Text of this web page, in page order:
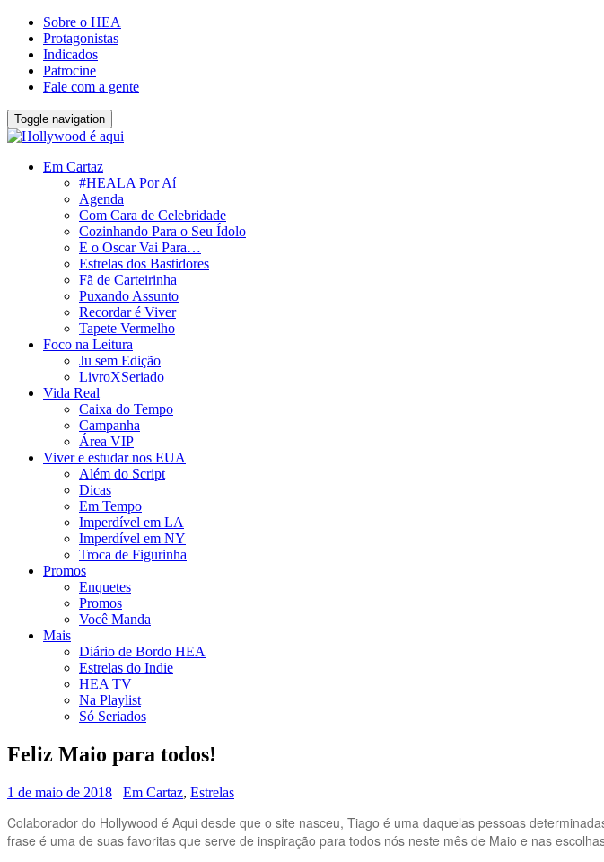
Sobre o HEA
Protagonistas
Indicados
Patrocine
Fale com a gente
Toggle navigation
Em Cartaz
#HEALA Por Aí
Agenda
Com Cara de Celebridade
Cozinhando Para o Seu Ídolo
E o Oscar Vai Para…
Estrelas dos Bastidores
Fã de Carteirinha
Puxando Assunto
Recordar é Viver
Tapete Vermelho
Foco na Leitura
Ju sem Edição
LivroXSeriado
Vida Real
Caixa do Tempo
Campanha
Área VIP
Viver e estudar nos EUA
Além do Script
Dicas
Em Tempo
Imperdível em LA
Imperdível em NY
Troca de Figurinha
Promos
Enquetes
Promos
Você Manda
Mais
Diário de Bordo HEA
Estrelas do Indie
HEA TV
Na Playlist
Só Seriados
Feliz Maio para todos!
1 de maio de 2018 Em Cartaz, Estrelas
Colaborador do Hollywood é Aqui desde que o site nasceu, Tiago é uma daquelas pessoas
frase é uma de suas favoritas que serve de inspiração para todos nós neste mês de Maio e nas